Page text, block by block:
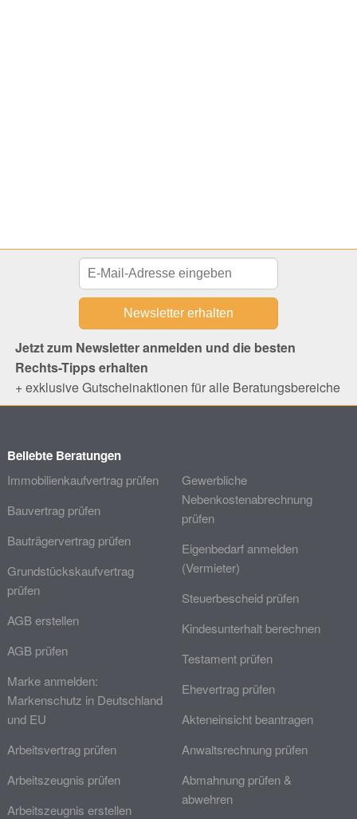
Jetzt zum Newsletter anmelden und die besten
Rechts-Tipps erhalten
+ exklusive Gutscheinaktionen für alle Beratungsbereiche
Beliebte Beratungen
Immobilienkaufvertrag prüfen
Bauvertrag prüfen
Bauträgervertrag prüfen
Grundstückskaufvertrag
prüfen
AGB erstellen
AGB prüfen
Marke anmelden:
Markenschutz in Deutschland
und EU
Arbeitsvertrag prüfen
Arbeitszeugnis prüfen
Arbeitszeugnis erstellen
Gewerbliche
Nebenkostenabrechnung
prüfen
Eigenbedarf anmelden
(Vermieter)
Steuerbescheid prüfen
Kindesunterhalt berechnen
Testament prüfen
Ehevertrag prüfen
Akteneinsicht beantragen
Anwaltsrechnung prüfen
Abmahnung prüfen &
abwehren